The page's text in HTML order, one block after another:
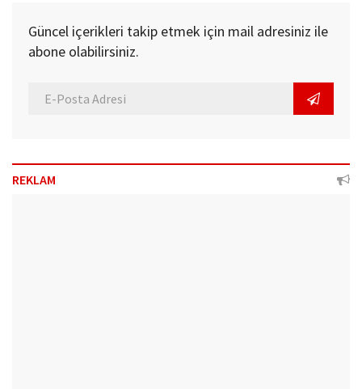
Güncel içerikleri takip etmek için mail adresiniz ile
abone olabilirsiniz.
REKLAM